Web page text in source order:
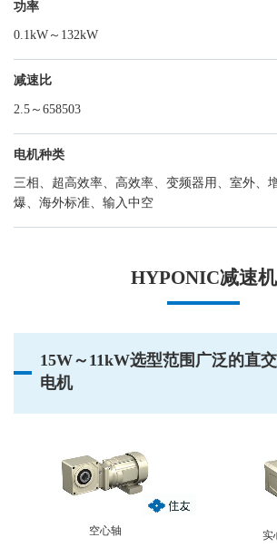
功率
0.1kW～132kW
减速比
2.5～658503
电机种类
三相、超高效率、高效率、变频器用、室外、
爆、海外标准、输入中空
HYPONIC减速机
15W～11kW选型范围广泛的直
电机
空心轴 实